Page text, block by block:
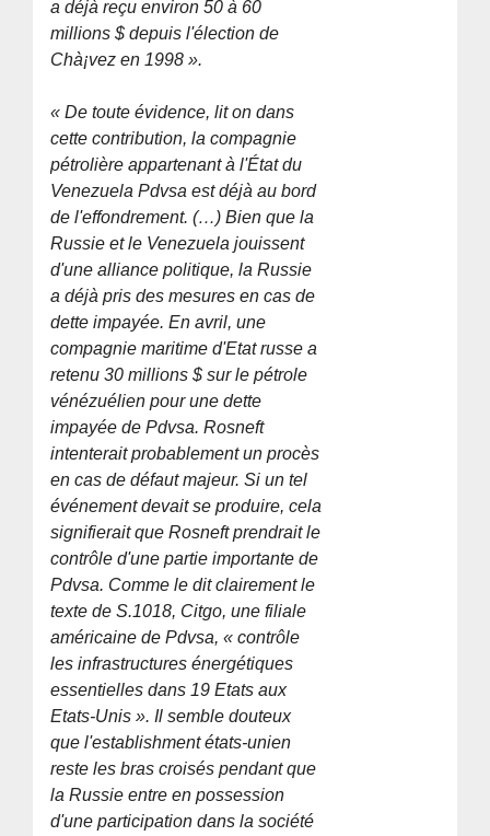
a déjà reçu environ 50 à 60
millions $ depuis l'élection de
Chà¡vez en 1998 ».
« De toute évidence, lit on dans
cette contribution, la compagnie
pétrolière appartenant à l'État du
Venezuela Pdvsa est déjà au bord
de l'effondrement. (…) Bien que la
Russie et le Venezuela jouissent
d'une alliance politique, la Russie
a déjà pris des mesures en cas de
dette impayée. En avril, une
compagnie maritime d'Etat russe a
retenu 30 millions $ sur le pétrole
vénézuélien pour une dette
impayée de Pdvsa. Rosneft
intenterait probablement un procès
en cas de défaut majeur. Si un tel
événement devait se produire, cela
signifierait que Rosneft prendrait le
contrôle d'une partie importante de
Pdvsa. Comme le dit clairement le
texte de S.1018, Citgo, une filiale
américaine de Pdvsa, « contrôle
les infrastructures énergétiques
essentielles dans 19 Etats aux
Etats-Unis ». Il semble douteux
que l'establishment états-unien
reste les bras croisés pendant que
la Russie entre en possession
d'une participation dans la société